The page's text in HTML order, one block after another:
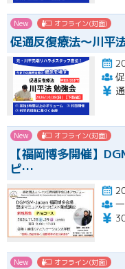
New オフライン(対面)
促通反復療法〜川平
New オフライン(対面)
【福岡博多開催】
ピ…
New オフライン(対面)